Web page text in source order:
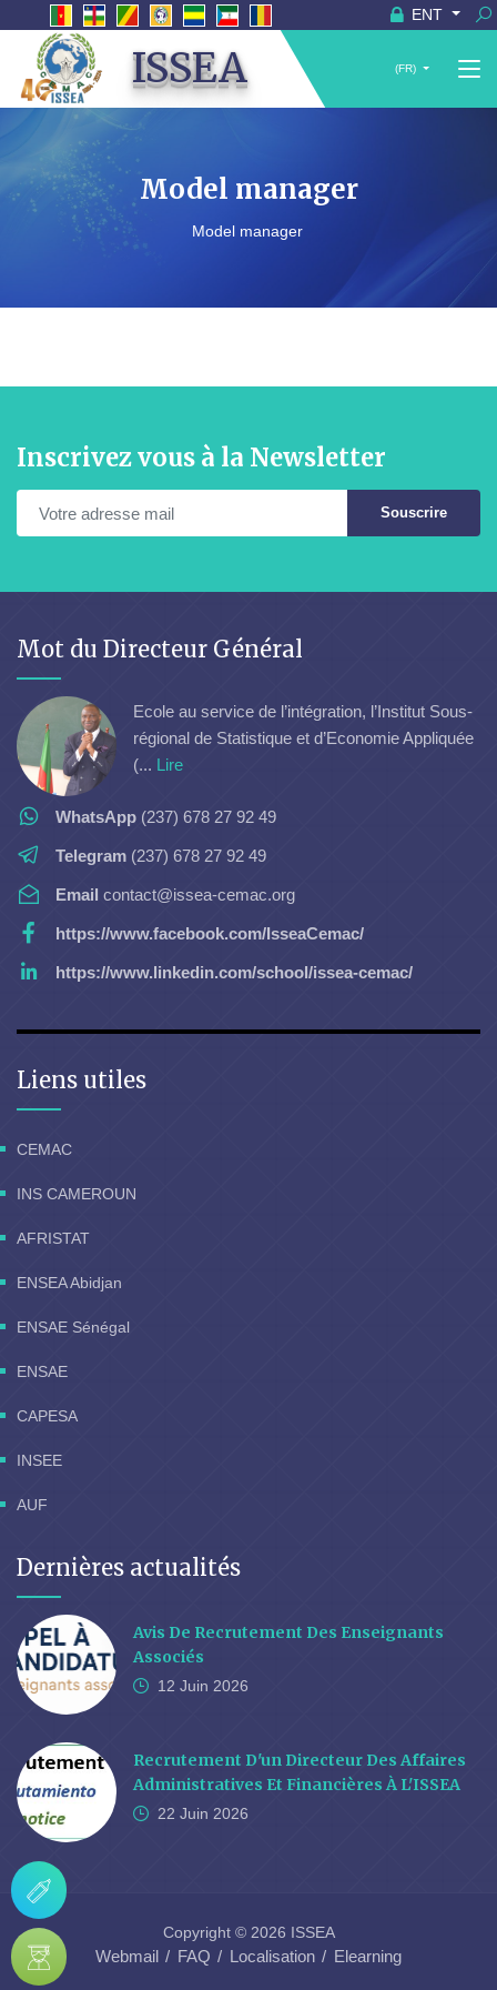
ENT
ISSEA (FR)
Model manager
Model manager
Inscrivez vous à la Newsletter
Souscrire
Mot du Directeur Général
Ecole au service de l’intégration, l’Institut Sous-
régional de Statistique et d’Economie Appliquée
(... Lire
WhatsApp (237) 678 27 92 49
Telegram (237) 678 27 92 49
Email contact@issea-cemac.org
https://www.facebook.com/IsseaCemac/
https://www.linkedin.com/school/issea-cemac/
Liens utiles
CEMAC
INS CAMEROUN
AFRISTAT
ENSEA Abidjan
ENSAE Sénégal
ENSAE
CAPESA
INSEE
AUF
Dernières actualités
Avis De Recrutement Des Enseignants
Associés
12 Juin 2026
Recrutement D'un Directeur Des Affaires
Administratives Et Financières À L'ISSEA
22 Juin 2026
Copyright © 2026 ISSEA
Webmail FAQ Localisation Elearning